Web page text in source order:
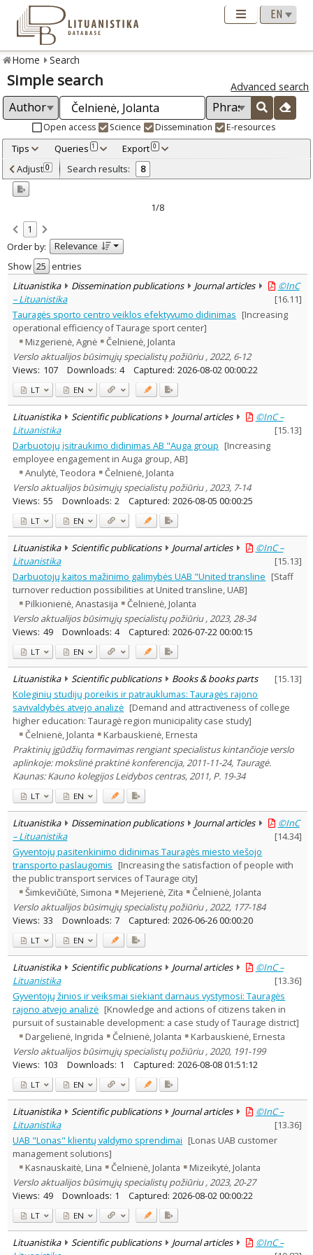
Home Search
Simple search Advanced search
Open access Science Dissemination E-resources
Tips Queries 1 Export 0
Adjusted by criteria 0
Year
Refine
Open access
Scientific publications 6
Dissemination publications
Document Type:
Books & books parts 1
Journal articles
Subject area:
Education
1
Economics 1
Sociology 1
Management 7
Text language
Country of publication
Historical periods
Lithuanian place names
Subject
Journal
Adjust 0 Search results: 8
1/8
1
Order by:
Relevance
Show
entries
Lituanistika
Dissemination publications Journal articles
©InC
– Lituanistika
[16.11]
Tauragės sporto centro veiklos efektyvumo didinimas [Increasing
operational efficiency of Taurage sport center]
Mizgerienė, Agnė
Čelnienė, Jolanta
Verslo aktualijos būsimųjų specialistų požiūriu , 2022, 6-12
Views: 107 Downloads: 4 Captured: 2026-08-02 00:00:22
LT EN
Lituanistika Scientific publications Journal articles
©InC –
Lituanistika
[15.13]
Darbuotojų įsitraukimo didinimas AB "Auga group [Increasing
employee engagement in Auga group, AB]
Anulytė, Teodora
Čelnienė, Jolanta
Verslo aktualijos būsimųjų specialistų požiūriu , 2023, 7-14
Views: 55 Downloads: 2 Captured: 2026-08-05 00:00:25
LT EN
Lituanistika Scientific publications Journal articles
©InC –
Lituanistika
[15.13]
Darbuotojų kaitos mažinimo galimybės UAB "United transline [Staff
turnover reduction possibilities at United transline, UAB]
Pilkionienė, Anastasija
Čelnienė, Jolanta
Verslo aktualijos būsimųjų specialistų požiūriu , 2023, 28-34
Views: 49 Downloads: 4 Captured: 2026-07-22 00:00:15
LT EN
Lituanistika Scientific publications Books & books parts [15.13]
Koleginių studijų poreikis ir patrauklumas: Tauragės rajono
savivaldybės atvejo analizė [Demand and attractiveness of college
higher education: Tauragė region municipality case study]
Čelnienė, Jolanta
Karbauskienė, Ernesta
Praktinių įgūdžių formavimas rengiant specialistus kintančioje verslo
aplinkoje: mokslinė praktinė konferencija, 2011-11-24, Tauragė.
Kaunas: Kauno kolegijos Leidybos centras, 2011, P. 19-34
LT EN
Lituanistika Dissemination publications Journal articles
©InC
– Lituanistika
[14.34]
Gyventojų pasitenkinimo didinimas Tauragės miesto viešojo
transporto paslaugomis [Increasing the satisfaction of people with
the public transport services of Taurage city]
Šimkevičiūtė, Simona
Mejerienė, Zita
Čelnienė, Jolanta
Verslo aktualijos būsimųjų specialistų požiūriu , 2022, 177-184
Views: 33 Downloads: 7 Captured: 2026-06-26 00:00:20
LT EN
Lituanistika Scientific publications Journal articles
©InC –
Lituanistika
[13.36]
Gyventojų žinios ir veiksmai siekiant darnaus vystymosi: Tauragės
rajono atvejo analizė [Knowledge and actions of citizens taken in
pursuit of sustainable development: a case study of Taurage district]
Dargelienė, Ingrida
Čelnienė, Jolanta
Karbauskienė, Ernesta
Verslo aktualijos būsimųjų specialistų požiūriu , 2020, 191-199
Views: 103 Downloads: 1 Captured: 2026-08-08 01:51:12
LT EN
Lituanistika Scientific publications Journal articles
©InC –
Lituanistika
[13.36]
UAB "Lonas" klientų valdymo sprendimai [Lonas UAB customer
management solutions]
Kasnauskaitė, Lina
Čelnienė, Jolanta
Mizeikytė, Jolanta
Verslo aktualijos būsimųjų specialistų požiūriu , 2023, 20-27
Views: 49 Downloads: 1 Captured: 2026-08-02 00:00:22
LT EN
Lituanistika Scientific publications Journal articles
©InC –